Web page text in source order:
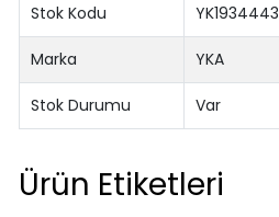
Stok Kodu YK1934443
Marka YKA
Stok Durumu Var
Ürün Etiketleri